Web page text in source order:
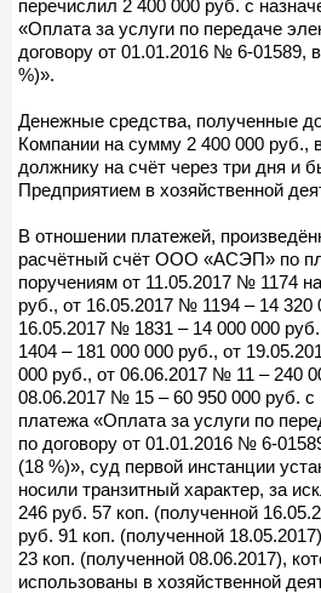
перечислил 2 400 000 руб. с
«Оплата за услуги по передаче
договору от 01.01.2016 № 6-01589,
%)».
Денежные средства, полученные
Компании на сумму 2 400 000 руб.,
должнику на счёт через три дня и
Предприятием в хозяйственной
В отношении платежей,
расчётный счёт ООО «АСЭП» по
поручениям от 11.05.2017 № 1174
руб., от 16.05.2017 № 1194 – 14 320
16.05.2017 № 1831 – 14 000 000
1404 – 181 000 000 руб., от
000 руб., от 06.06.2017 № 11 – 240
08.06.2017 № 15 – 60 950 000 руб. с
платежа «Оплата за услуги по
по договору от 01.01.2016 № 6-
(18 %)», суд первой инстанции
носили транзитный характер, за
246 руб. 57 коп. (полученной
руб. 91 коп. (полученной
23 коп. (полученной 08.06.2017),
использованы в хозяйственной